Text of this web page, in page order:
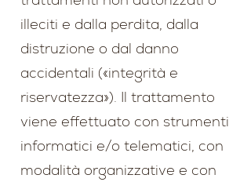
illeciti e dalla perdita, dalla
distruzione o dal danno
accidentali («integrità e
riservatezza»). Il trattamento
viene effettuato con strumenti
informatici e/o telematici, con
modalità organizzative e con